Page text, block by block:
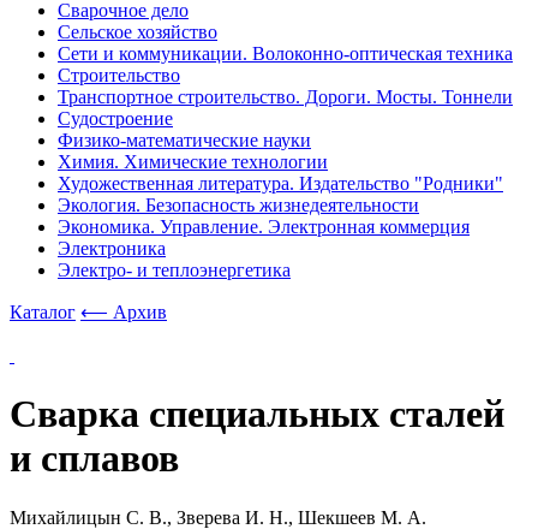
Сварочное дело
Сельское хозяйство
Сети и коммуникации. Волоконно-оптическая техника
Строительство
Транспортное строительство. Дороги. Мосты. Тоннели
Судостроение
Физико-математические науки
Химия. Химические технологии
Художественная литература. Издательство "Родники"
Экология. Безопасность жизнедеятельности
Экономика. Управление. Электронная коммерция
Электроника
Электро- и теплоэнергетика
Каталог ⟵ Архив
Сварка специальных сталей
и сплавов
Михайлицын С. В., Зверева И. Н., Шекшеев М. А.